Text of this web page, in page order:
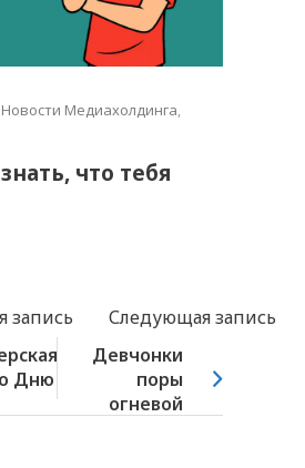
Новости Медиахолдинга,
что тебя
запись
Следующая запись
Дню
Девчонки
поры
огневой